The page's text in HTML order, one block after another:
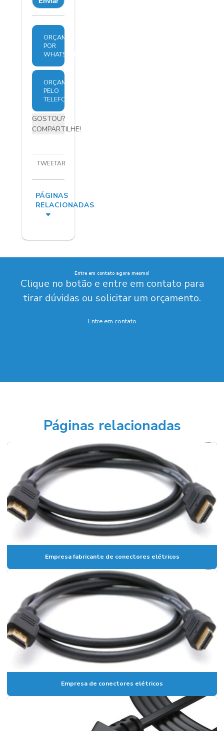
ORÇAMENTO
POR
WHATSAPP
ORÇAMENTO
PELO
TELEFONE
GOSTOU?
COMPARTILHE!
TWEETAR
PÁGINAS
RELACIONADAS
Entre em contato agora mesmo!
Clique no botão e entre em contato para
tirar dúvidas ou solicitar um orçamento.
Entre em contato
Páginas relacionadas
Empresa fabricante de conectores elétricos
Empresa de conectores elétricos